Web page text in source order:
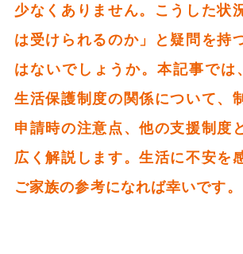
少なくありません。こうした状
は受けられるのか」と疑問を持
はないでしょうか。本記事で
生活保護制度の関係について、
申請時の注意点、他の支援制度
広く解説します。生活に不安を
ご家族の参考になれば幸いです。